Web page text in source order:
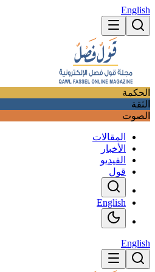
English
الحكمة
الثقة
الصوت
المقالات
الأخبار
الفيديو
قول
English
English